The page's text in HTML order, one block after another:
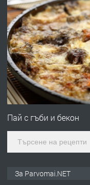
ПРЕДЛАГА
ПРЕДЛАГА
Пай с гъби и бекон
За Parvomai.NET